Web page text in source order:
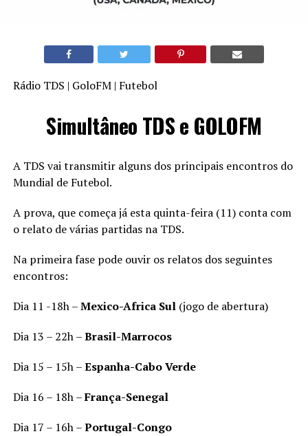
Rádio TDS | GoloFM | Futebol
Simultâneo TDS e GOLOFM
A TDS vai transmitir alguns dos principais encontros do
Mundial de Futebol.
A prova, que começa já esta quinta-feira (11) conta com
o relato de várias partidas na TDS.
Na primeira fase pode ouvir os relatos dos seguintes
encontros:
Dia 11 -18h –Mexico-Africa Sul (jogo de abertura)
Dia 13 – 22h –Brasil-Marrocos
Dia 15 – 15h –Espanha-Cabo Verde
Dia 16 – 18h –França-Senegal
Dia 17 – 16h –Portugal-Congo